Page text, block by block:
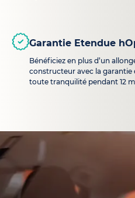
Garantie Etendue
Bénéficiez en plus d’un
constructeur avec la
toute tranquilité pendant 12